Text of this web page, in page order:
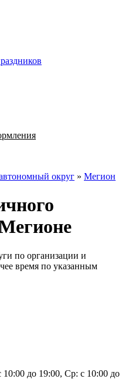
округ » Мегион
по организации и
время по указанным
до 19:00, Ср: с 10:00 до